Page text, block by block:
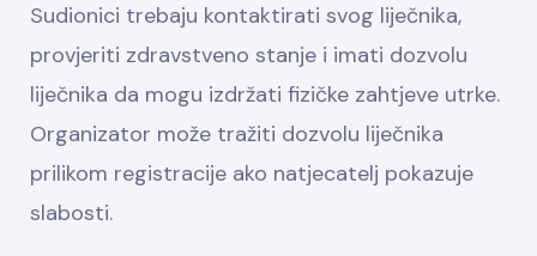
Sudionici trebaju kontaktirati svog liječnika,
provjeriti zdravstveno stanje i imati dozvolu
liječnika da mogu izdržati fizičke zahtjeve utrke.
Organizator može tražiti dozvolu liječnika
prilikom registracije ako natjecatelj pokazuje
slabosti.